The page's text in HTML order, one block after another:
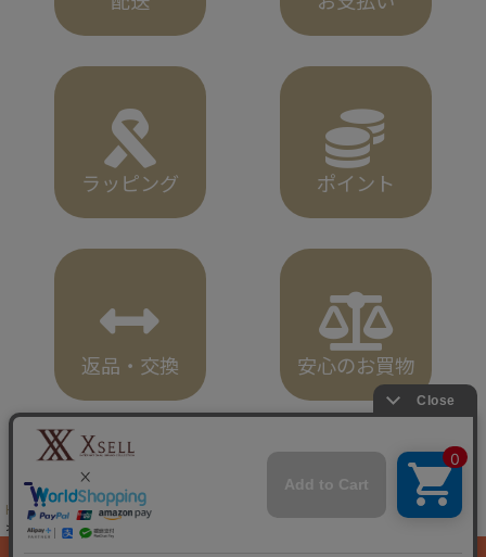
ラッピング ポイント
返品・交換 安心のお買物
HOME
バッグ
プラダ PRADA 2WAYバッグ SAFFIANO CUI 1BA217 2ERX 000 F0002 NERO